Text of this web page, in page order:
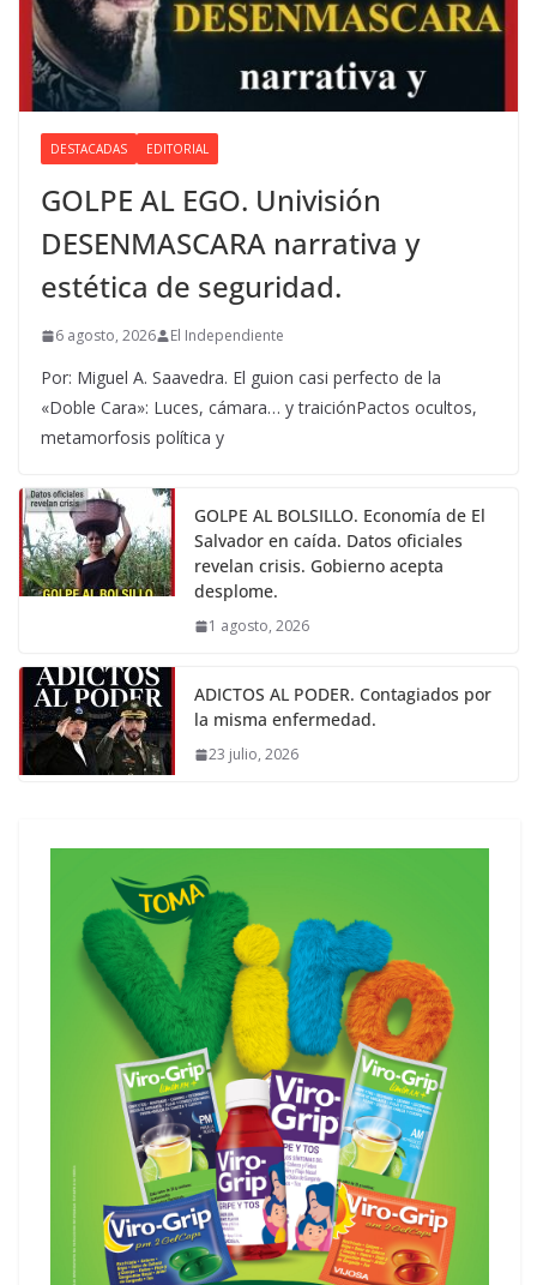
DESTACADAS EDITORIAL
GOLPE AL EGO. Univisión
DESENMASCARA narrativa y
estética de seguridad.
6 agosto, 2026 El Independiente
Por: Miguel A. Saavedra. El guion casi perfecto de la
«Doble Cara»: Luces, cámara… y traiciónPactos ocultos,
metamorfosis política y
GOLPE AL BOLSILLO. Economía de El
Salvador en caída. Datos oficiales
revelan crisis. Gobierno acepta
desplome.
1 agosto, 2026
ADICTOS AL PODER. Contagiados por
la misma enfermedad.
23 julio, 2026